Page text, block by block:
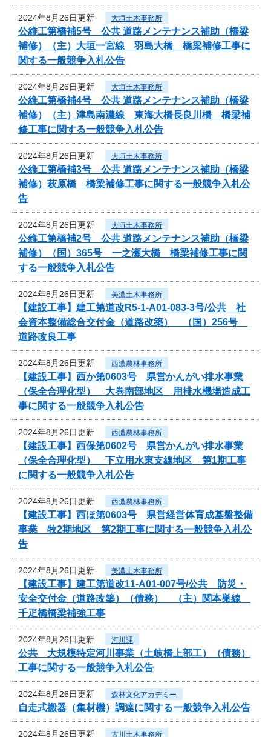
2024年8月26日更新 大垣土木事務所
公維工第橋補5号 公共 道路メンテナンス補助（橋梁
補修）（主）大垣一宮線 羽島大橋 橋梁補修工事に
関する一般競争入札公告
2024年8月26日更新 大垣土木事務所
公維工第橋補4号 公共 道路メンテナンス補助（橋梁
補修）（主）津島南濃線 東海大橋長良川橋 橋梁補
修工事に関する一般競争入札公告
2024年8月26日更新 大垣土木事務所
公維工第橋補3号 公共 道路メンテナンス補助（橋梁
補修）萩原橋 橋梁補修工事に関する一般競争入札公
告
2024年8月26日更新 大垣土木事務所
公維工第橋補2号 公共 道路メンテナンス補助（橋梁
補修）（国）365号 一之瀬大橋 橋梁補修工事に関
する一般競争入札公告
2024年8月26日更新 美濃土木事務所
【建設工事】建工第道改R5-1-A01-083-3号/公共 社
会資本整備総合交付金（道路改築） （国）256号
道路改良工事
2024年8月26日更新 西濃農林事務所
【建設工事】西か第0603号 県営かんがい排水事業
（保全合理化型） 大巻南部地区 用排水機場造成工
事に関する一般競争入札公告
2024年8月26日更新 西濃農林事務所
【建設工事】西保第0602号 県営かんがい排水事業
（保全合理化型） 下立用水東支線地区 第1期工事
に関する一般競争入札公告
2024年8月26日更新 西濃農林事務所
【建設工事】西ほ第0603号 県営経営体育成基盤整備
事業 牧2期地区 第2期工事に関する一般競争入札公
告
2024年8月26日更新 美濃土木事務所
【建設工事】建工第道改11-A01-007号/公共 防災・
安全交付金（道路改築）（債務） （主）関本巣線
千疋橋橋梁補強工事
2024年8月26日更新 河川課
公共 大規模特定河川事業（土岐橋上部工）（債務）
工事に関する一般競争入札公告
2024年8月26日更新 森林文化アカデミー
自走式搬器（集材機）調達に関する一般競争入札公告
2024年8月26日更新 古川土木事務所